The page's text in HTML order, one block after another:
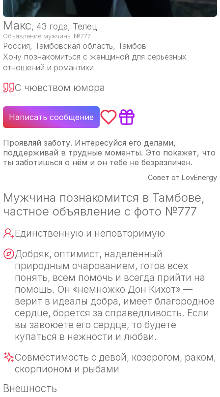
Макс, 43 года, Телец
Объявление мужчины №777
Россия, Тамбовская область, Тамбов
Хочу познакомиться с женщиной для серьёзных
отношений и романтики
С чювством юмора
Написать сообщение
Проявляй заботу. Интересуйся его делами,
поддерживай в трудные моменты. Это покажет, что
ты заботишься о нём и он тебе не безразличен.
Совет от LovEnergy
Мужчина познакомится в Тамбове,
частное объявление с фото №777
Единственную и неповторимую
Добряк, оптимист, наделенный
природным очарованием, готов всех
понять, всем помочь и всегда прийти на
помощь. Он «немножко Дон Кихот» —
верит в идеалы добра, имеет благородное
сердце, борется за справедливость. Если
вы завоюете его сердце, то будете
купаться в нежности и любви.
Совместимость с девой, козерогом, раком,
скорпионом и рыбами
Внешность